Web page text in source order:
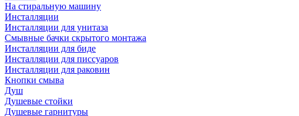
На стиральную машину
Инсталляции
Инсталляции для унитаза
Смывные бачки скрытого монтажа
Инсталляции для биде
Инсталляции для писсуаров
Инсталляции для раковин
Кнопки смыва
Душ
Душевые стойки
Душевые гарнитуры